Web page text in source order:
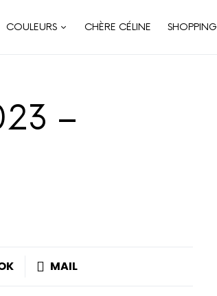
COULEURS CHÈRE CÉLINE SHOPPING
–
MAIL